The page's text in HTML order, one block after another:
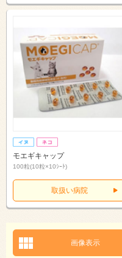
モエギキャップ
100粒(10粒×10ｼｰﾄ)
取扱い病院
画像表示